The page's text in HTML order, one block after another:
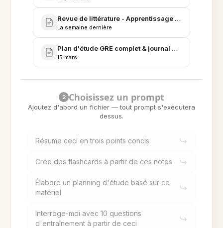
Revue de littérature - Apprentissage adaptatif & IA
La semaine dernière
Plan d'étude GRE complet & journal de pratique
15 mars
2 Choisissez un prompt
Ajoutez d'abord un fichier — tout prompt s'exécutera
dessus.
Résume ceci en trois points concis
Crée des flashcards à partir de ces notes
Élabore un planning d'étude basé sur ce
matériel
Interroge-moi avec 10 questions
d'entraînement à partir de ceci